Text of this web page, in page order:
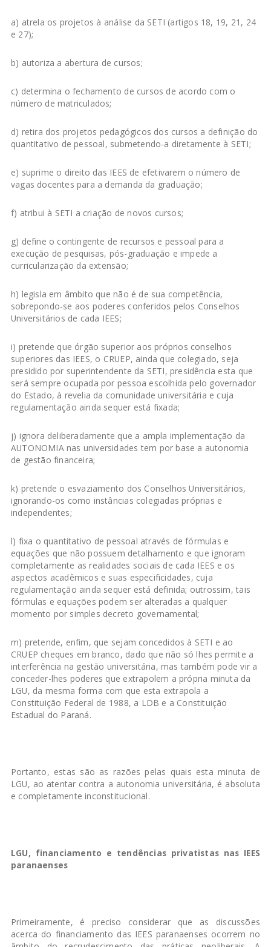
a) atrela os projetos à análise da SETI (artigos 18, 19, 21, 24
e 27);
b) autoriza a abertura de cursos;
c) determina o fechamento de cursos de acordo com o
número de matriculados;
d) retira dos projetos pedagógicos dos cursos a definição do
quantitativo de pessoal, submetendo-a diretamente à SETI;
e) suprime o direito das IEES de efetivarem o número de
vagas docentes para a demanda da graduação;
f) atribui à SETI a criação de novos cursos;
g) define o contingente de recursos e pessoal para a
execução de pesquisas, pós-graduação e impede a
curricularização da extensão;
h) legisla em âmbito que não é de sua competência,
sobrepondo-se aos poderes conferidos pelos Conselhos
Universitários de cada IEES;
i) pretende que órgão superior aos próprios conselhos
superiores das IEES, o CRUEP, ainda que colegiado, seja
presidido por superintendente da SETI, presidência esta que
será sempre ocupada por pessoa escolhida pelo governador
do Estado, à revelia da comunidade universitária e cuja
regulamentação ainda sequer está fixada;
j) ignora deliberadamente que a ampla implementação da
AUTONOMIA nas universidades tem por base a autonomia
de gestão financeira;
k) pretende o esvaziamento dos Conselhos Universitários,
ignorando-os como instâncias colegiadas próprias e
independentes;
l) fixa o quantitativo de pessoal através de fórmulas e
equações que não possuem detalhamento e que ignoram
completamente as realidades sociais de cada IEES e os
aspectos acadêmicos e suas especificidades, cuja
regulamentação ainda sequer está definida; outrossim, tais
fórmulas e equações podem ser alteradas a qualquer
momento por simples decreto governamental;
m) pretende, enfim, que sejam concedidos à SETI e ao
CRUEP cheques em branco, dado que não só lhes permite a
interferência na gestão universitária, mas também pode vir a
conceder-lhes poderes que extrapolem a própria minuta da
LGU, da mesma forma com que esta extrapola a
Constituição Federal de 1988, a LDB e a Constituição
Estadual do Paraná.
Portanto, estas são as razões pelas quais esta minuta de
LGU, ao atentar contra a autonomia universitária, é absoluta
e completamente inconstitucional.
LGU, financiamento e tendências privatistas nas IEES
paranaenses
Primeiramente, é preciso considerar que as discussões
acerca do financiamento das IEES paranaenses ocorrem no